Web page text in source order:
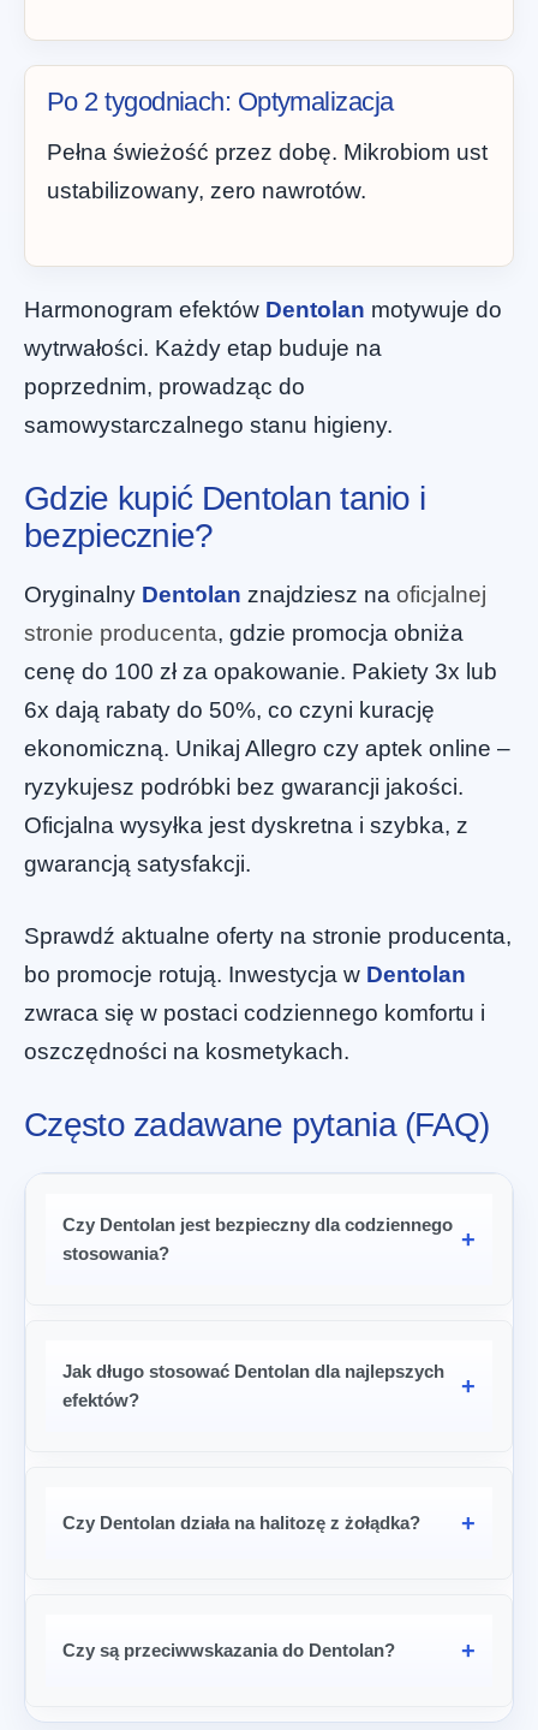
Po 2 tygodniach: Optymalizacja
Pełna świeżość przez dobę. Mikrobiom ust
ustabilizowany, zero nawrotów.
Harmonogram efektów Dentolan motywuje do
wytrwałości. Każdy etap buduje na
poprzednim, prowadząc do
samowystarczalnego stanu higieny.
Gdzie kupić Dentolan tanio i
bezpiecznie?
Oryginalny Dentolan znajdziesz na oficjalnej
stronie producenta, gdzie promocja obniża
cenę do 100 zł za opakowanie. Pakiety 3x lub
6x dają rabaty do 50%, co czyni kurację
ekonomiczną. Unikaj Allegro czy aptek online –
ryzykujesz podróbki bez gwarancji jakości.
Oficjalna wysyłka jest dyskretna i szybka, z
gwarancją satysfakcji.
Sprawdź aktualne oferty na stronie producenta,
bo promocje rotują. Inwestycja w Dentolan
zwraca się w postaci codziennego komfortu i
oszczędności na kosmetykach.
Często zadawane pytania (FAQ)
Czy Dentolan jest bezpieczny dla codziennego
stosowania?
Jak długo stosować Dentolan dla najlepszych
efektów?
Czy Dentolan działa na halitozę z żołądka?
Czy są przeciwwskazania do Dentolan?